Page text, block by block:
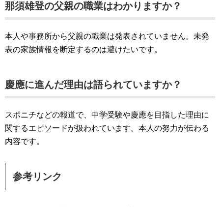
那須雄登の父親の職業はわかりますか？
本人や事務所から父親の職業は発表されていません。未発
表の家族情報を断定するのは避けたいです。
慶應に進んだ理由は語られていますか？
スポニチなどの報道で、中学受験や慶應を目指した理由に
関するエピソードが扱われています。本人の努力が伝わる
内容です。
参考リンク